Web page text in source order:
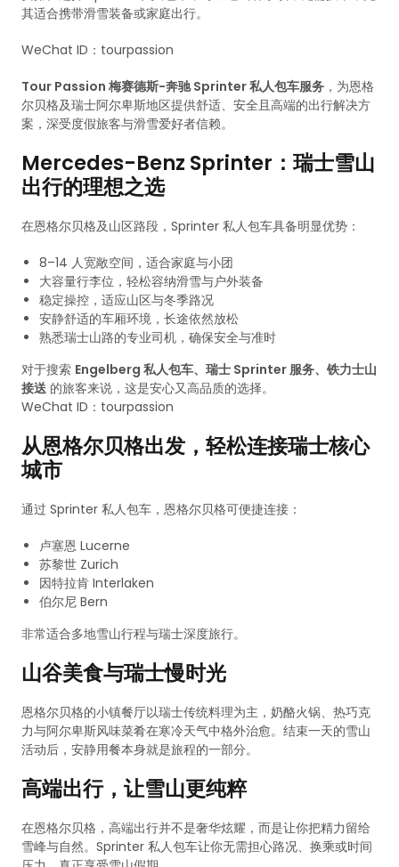
其适合携带滑雪装备或家庭出行。
WeChat ID：tourpassion
Tour Passion 梅赛德斯-奔驰 Sprinter 私人包车服务 ，为恩格
尔贝格及瑞士阿尔卑斯地区提供舒适、安全且高端的出行解决方
案，深受度假旅客与滑雪爱好者信赖。
Mercedes-Benz Sprinter：瑞士雪山
出行的理想之选
在恩格尔贝格及山区路段，Sprinter 私人包车具备明显优势：
8–14 人宽敞空间，适合家庭与小团
大容量行李位，轻松容纳滑雪与户外装备
稳定操控，适应山区与冬季路况
安静舒适的车厢环境，长途依然放松
熟悉瑞士山路的专业司机，确保安全与准时
对于搜索 Engelberg 私人包车、瑞士 Sprinter 服务、铁力士山
接送 的旅客来说，这是安心又高品质的选择。
WeChat ID：tourpassion
从恩格尔贝格出发，轻松连接瑞士核心
城市
通过 Sprinter 私人包车，恩格尔贝格可便捷连接：
卢塞恩 Lucerne
苏黎世 Zurich
因特拉肯 Interlaken
伯尔尼 Bern
非常适合多地雪山行程与瑞士深度旅行。
山谷美食与瑞士慢时光
恩格尔贝格的小镇餐厅以瑞士传统料理为主，奶酪火锅、热巧克
力与阿尔卑斯风味菜肴在寒冷天气中格外治愈。结束一天的雪山
活动后，安静用餐本身就是旅程的一部分。
高端出行，让雪山更纯粹
在恩格尔贝格，高端出行并不是奢华炫耀，而是让你把精力留给
雪峰与自然。Sprinter 私人包车让你无需担心路况、换乘或时间